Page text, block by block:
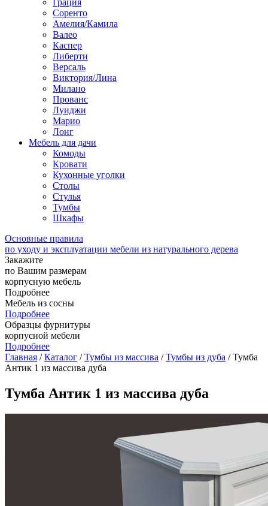
Грация
Соренто
Амелия/Камила
Валео
Каспер
Либерти
Версаль
Виктория/Лина
Милано
Прованс
Луиджи
Марио
Лонг
Мебель для дачи
Комоды
Кровати
Кухонные уголки
Столы
Стулья
Тумбы
Шкафы
Основные правила
по уходу и эксплуатации мебели из натурального дерева
Закажите
по Вашим размерам
корпусную мебель
Подробнее
Мебель из сосны
Подробнее
Образцы фурнитуры
корпусной мебели
Подробнее
Главная /Каталог /Тумбы из массива /Тумбы из дуба / Тумба
Антик 1 из массива дуба
Тумба Антик 1 из массива дуба